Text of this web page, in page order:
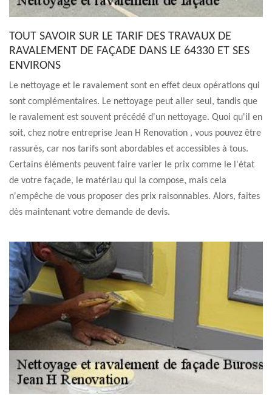
TOUT SAVOIR SUR LE TARIF DES TRAVAUX DE
RAVALEMENT DE FAÇADE DANS LE 64330 ET SES
ENVIRONS
Le nettoyage et le ravalement sont en effet deux opérations qui
sont complémentaires. Le nettoyage peut aller seul, tandis que
le ravalement est souvent précédé d'un nettoyage. Quoi qu'il en
soit, chez notre entreprise Jean H Renovation , vous pouvez être
rassurés, car nos tarifs sont abordables et accessibles à tous.
Certains éléments peuvent faire varier le prix comme le l'état
de votre façade, le matériau qui la compose, mais cela
n'empêche de vous proposer des prix raisonnables. Alors, faites
dès maintenant votre demande de devis.